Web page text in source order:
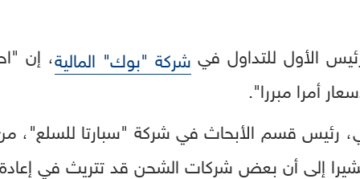
الأول للتداول في شركة "بوك" المالية، إن
أمرا مبررا".
رئيس قسم الأبحاث في شركة "سبارتا للسلع"،
إلى أن بعض شركات الشحن قد تتريث في